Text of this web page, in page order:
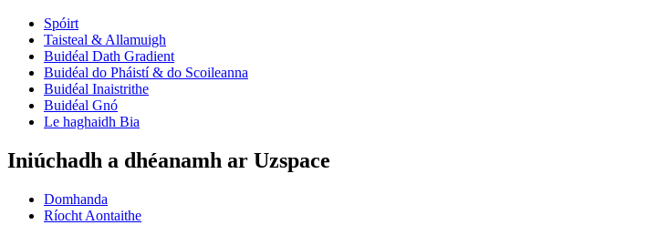
Spóirt
Taisteal & Allamuigh
Buidéal Dath Gradient
Buidéal do Pháistí & do Scoileanna
Buidéal Inaistrithe
Buidéal Gnó
Le haghaidh Bia
Iniúchadh a dhéanamh ar Uzspace
Domhanda
Ríocht Aontaithe